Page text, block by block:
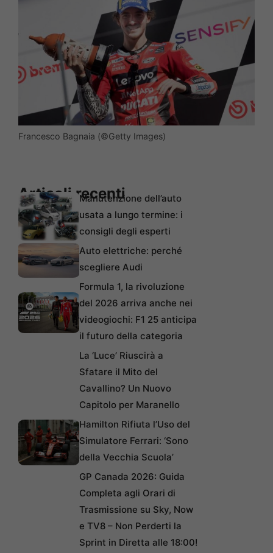
Francesco Bagnaia (©Getty Images)
Articoli recentiManutenzione dell’auto
usata a lungo termine: i
consigli degli esperti
Auto elettriche: perché
scegliere Audi
Formula 1, la rivoluzione
del 2026 arriva anche nei
videogiochi: F1 25 anticipa
il futuro della categoria
La ‘Luce’ Riuscirà a
Sfatare il Mito del
Cavallino? Un Nuovo
Capitolo per Maranello
Hamilton Rifiuta l’Uso del
Simulatore Ferrari: ‘Sono
della Vecchia Scuola’
GP Canada 2026: Guida
Completa agli Orari di
Trasmissione su Sky, Now
e TV8 – Non Perderti la
Sprint in Diretta alle 18:00!